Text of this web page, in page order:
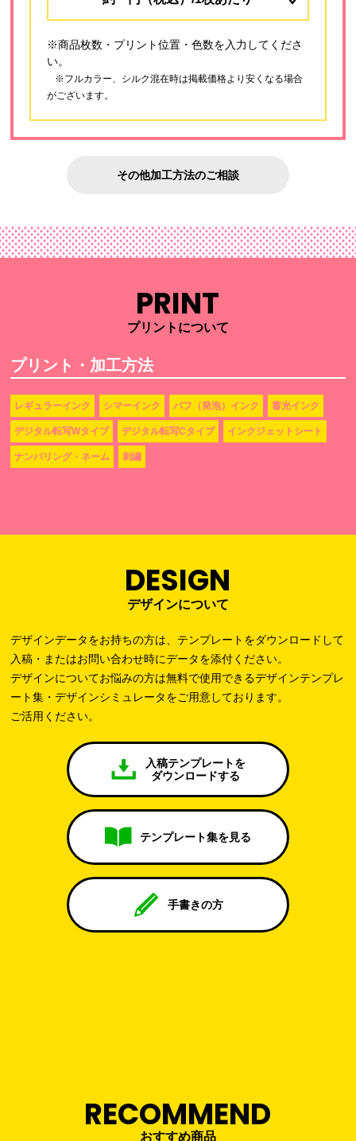
※商品枚数・プリント位置・色数を入力してくださ
い。
※フルカラー、シルク混在時は掲載価格より安くなる場合
がございます。
その他加工方法のご相談
PRINT
プリントについて
プリント・加工方法
レギュラーインク シマーインク パフ（発泡）インク 蓄光インク
デジタル転写Wタイプ デジタル転写Cタイプ インクジェットシート
ナンバリング・ネーム 刺繡
DESIGN
デザインについて
デザインデータをお持ちの方は、テンプレートをダウンロードして
入稿・またはお問い合わせ時にデータを添付ください。
デザインについてお悩みの方は無料で使用できるデザインテンプレ
ート集・デザインシミュレータをご用意しております。
ご活用ください。
入稿テンプレートを
ダウンロードする
テンプレート集を見る
手書きの方
RECOMMEND
おすすめ商品